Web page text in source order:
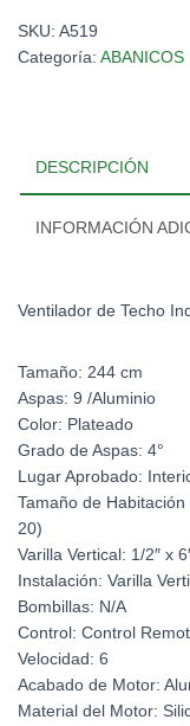
SKU: A519
Categoría: ABANICOS
DESCRIPCIÓN
INFORMACIÓN
Ventilador de Techo
Tamaño: 244 cm
Aspas: 9 /Aluminio
Color: Plateado
Grado de Aspas: 4°
Lugar Aprobado:
Tamaño de
20)
Varilla Vertical: 1/2″ x
Instalación: Varilla
Bombillas: N/A
Control: Control
Velocidad: 6
Acabado de Motor:
Material del Motor: